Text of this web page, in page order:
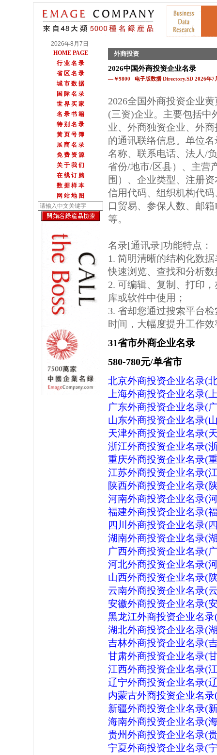
2026年8月7日
HOME PAGE
行 业 名 录
省 区 名 录
城 市 数 据
国 际 名 录
世 界 买 家
名 录 书 籍
特 别 名 录
黄 页 号 簿
展 商 名 录
免 费 资 源
关 于 我 们
在 线 订 购
数 据 样 本
网 站 地 图
外商投资
2026中国外商投资企业名录
—￥9800 电子版数据 Directory.SD 2026年7
2026全国外商投资企业
(三资)企业。主要包括中
业、外商独资企业、外
的通讯联络信息。单位
名称、联系电话、法人/
省份/地市/区县）、主营
围）、企业类型、注册
信用代码、组织机构代
口贸易、参保人数、邮
等。
名录[通讯录]功能特点：
1. 简明清晰的结构化数
快速浏览、查找和分析数
2. 可编辑、复制、打印
库或软件中使用；
3. 省却您通过搜索平台
时间，大幅度提升工作效
31省市外商企业名录
580-780元/单省市
北京外商投资企业名录(
上海外商投资企业名录(
广东外商投资企业名录(
山东外商投资企业名录(
天津外商投资企业名录(
浙江外商投资企业名录(
重庆外商投资企业名录(
江苏外商投资企业名录(
陕西外商投资企业名录(
河南外商投资企业名录(
福建外商投资企业名录(
四川外商投资企业名录(
湖南外商投资企业名录(
广西外商投资企业名录(
河北外商投资企业名录(
山西外商投资企业名录(
云南外商投资企业名录(
安徽外商投资企业名录(
黑龙江外商投资企业名
湖北外商投资企业名录(
吉林外商投资企业名录(
甘肃外商投资企业名录(
江西外商投资企业名录(
辽宁外商投资企业名录(
内蒙古外商投资企业名
新疆外商投资企业名录(
海南外商投资企业名录(
贵州外商投资企业名录(
宁夏外商投资企业名录(